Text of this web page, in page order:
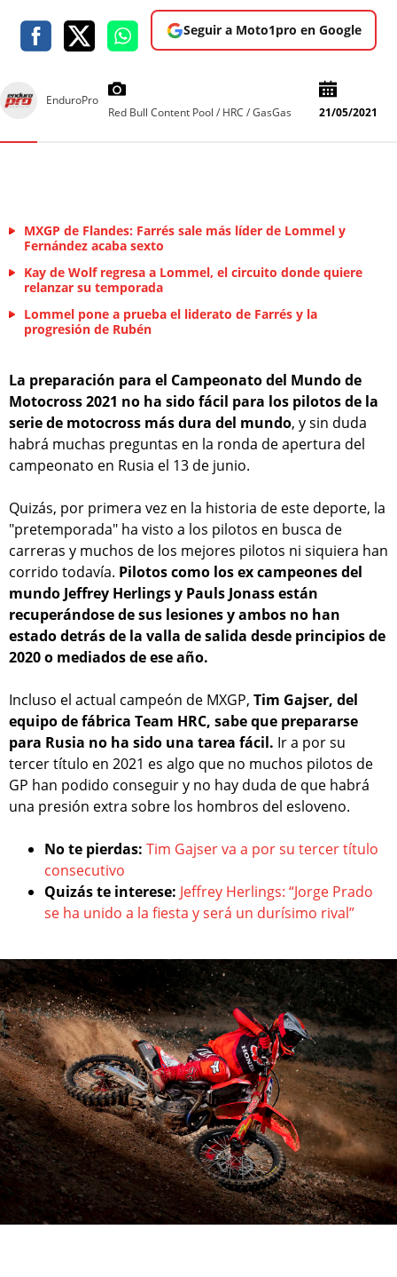
Seguir a Moto1pro en Google
EnduroPro
Red Bull Content Pool / HRC / GasGas
21/05/2021
MXGP de Flandes: Farrés sale más líder de Lommel y
Fernández acaba sexto
Kay de Wolf regresa a Lommel, el circuito donde quiere
relanzar su temporada
Lommel pone a prueba el liderato de Farrés y la
progresión de Rubén
La preparación para el Campeonato del Mundo de
Motocross 2021 no ha sido fácil para los pilotos de la
serie de motocross más dura del mundo, y sin duda
habrá muchas preguntas en la ronda de apertura del
campeonato en Rusia el 13 de junio.
Quizás, por primera vez en la historia de este deporte, la
"pretemporada" ha visto a los pilotos en busca de
carreras y muchos de los mejores pilotos ni siquiera han
corrido todavía. Pilotos como los ex campeones del
mundo Jeffrey Herlings y Pauls Jonass están
recuperándose de sus lesiones y ambos no han
estado detrás de la valla de salida desde principios de
2020 o mediados de ese año.
Incluso el actual campeón de MXGP, Tim Gajser, del
equipo de fábrica Team HRC, sabe que prepararse
para Rusia no ha sido una tarea fácil. Ir a por su
tercer título en 2021 es algo que no muchos pilotos de
GP han podido conseguir y no hay duda de que habrá
una presión extra sobre los hombros del esloveno.
No te pierdas: Tim Gajser va a por su tercer título
consecutivo
Quizás te interese: Jeffrey Herlings: “Jorge Prado
se ha unido a la fiesta y será un durísimo rival”